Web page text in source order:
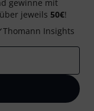
gewinne mit
über jeweils 50€!
Thomann Insights